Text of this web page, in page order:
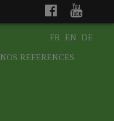
NOS REFERENCES
FR EN DE